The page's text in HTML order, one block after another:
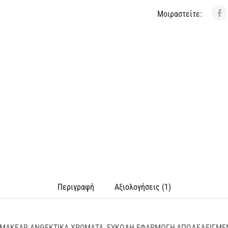
Μοιραστείτε:
Περιγραφή Αξιολογήσεις (1)